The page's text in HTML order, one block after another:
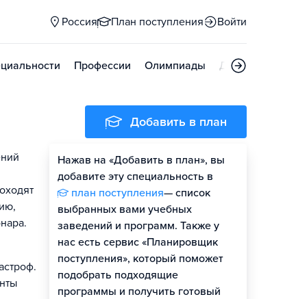
Россия План поступления Войти
Профессии Олимпиады Дни открытых
Добавить в план
Нажав на «Добавить в план», вы
добавите эту специальность в
план поступления— список
выбранных вами учебных
заведений и программ. Также у
нас есть сервис «Планировщик
поступления», который поможет
подобрать подходящие
программы и получить готовый